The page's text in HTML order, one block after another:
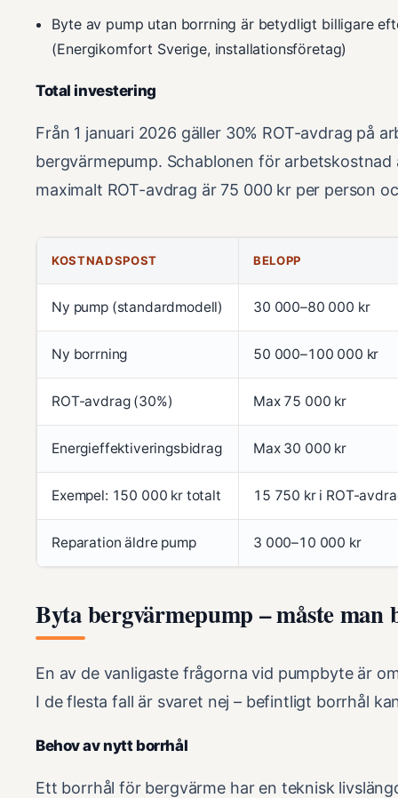
Byte av pump utan borrning är betydligt billigare
(Energikomfort Sverige, installationsföretag)
Total investering
Från 1 januari 2026 gäller 30% ROT-avdrag på
bergvärmepump. Schablonen för
maximalt ROT-avdrag är 75 000 kr per person
KOSTNADSPOST BELOPP
Ny pump (standardmodell) 30 000–80 000 kr
Ny borrning 50 000–100 000 kr
ROT-avdrag (30%) Max 75 000 kr
Energieffektiveringsbidrag Max 30 000 kr
Exempel: 150 000 kr totalt 15 750 kr i ROT-
Reparation äldre pump 3 000–10 000 kr
Byta bergvärmepump – måste man
En av de vanligaste frågorna vid pumpbyte är
I de flesta fall är svaret nej – befintligt borrhål
Behov av nytt borrhål
Ett borrhål för bergvärme har en teknisk